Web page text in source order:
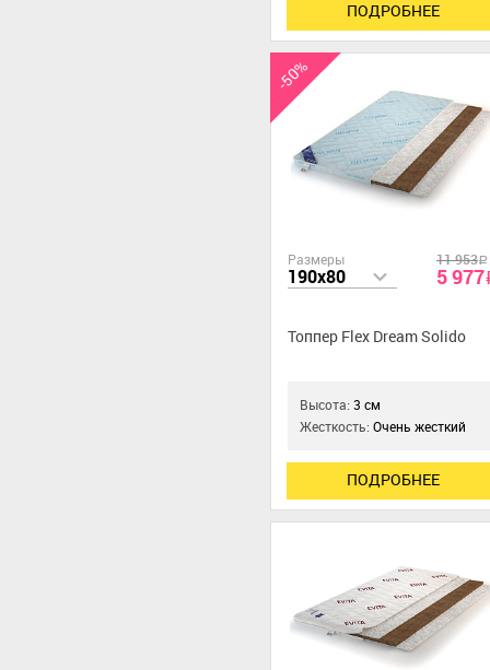
ПОДРОБНЕЕ
-50%
Размеры
190x80
11 953a
5 977
Топпер Flex Dream Solido
Высота:3 см
Жесткость:Очень жесткий
ПОДРОБНЕЕ